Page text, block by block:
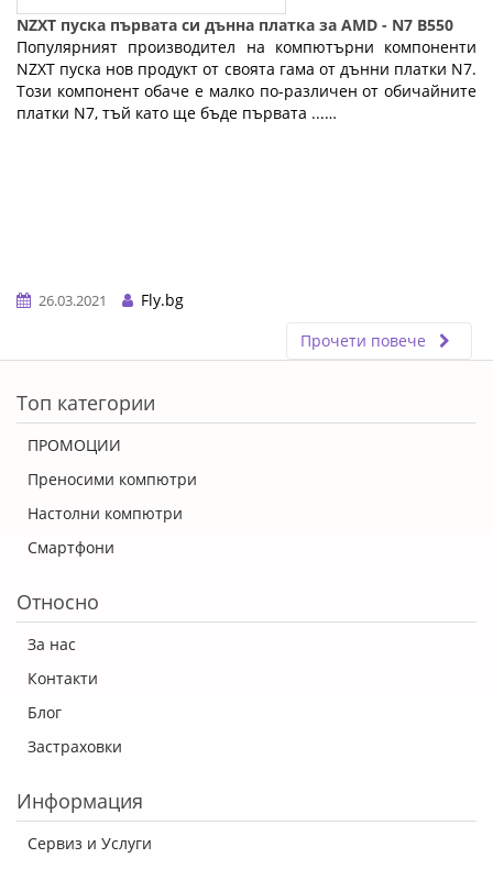
NZXT пуска първата си дънна платка за AMD - N7 B550
Популярният производител на компютърни компоненти
NZXT пуска нов продукт от своята гама от дънни платки N7.
Този компонент обаче е малко по-различен от обичайните
платки N7, тъй като ще бъде първата ...…
26.03.2021
Fly.bg
Прочети повече
Топ категории
ПРОМОЦИИ
Преносими компютри
Настолни компютри
Смартфони
Относно
За нас
Контакти
Блог
Застраховки
Информация
Сервиз и Услуги